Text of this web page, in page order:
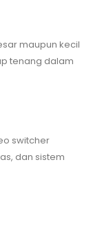
maupun kecil
tenang dalam
switcher
dan sistem